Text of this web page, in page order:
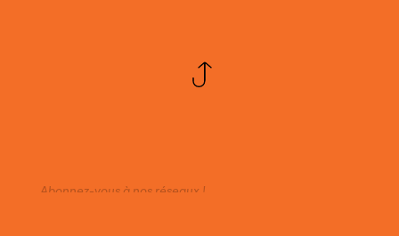
Abonnez-vous à nos réseaux !